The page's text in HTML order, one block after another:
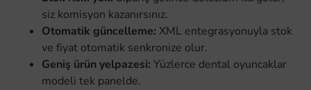
siz komisyon kazanırsınız.
Otomatik güncelleme: XML entegrasyonuyla stok
ve fiyat otomatik senkronize olur.
Geniş ürün yelpazesi: Yüzlerce dental oyuncaklar
modeli tek panelde.